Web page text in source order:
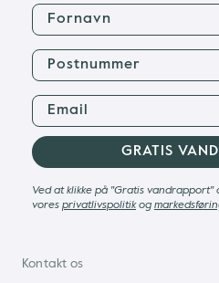
Postnummer
GRATIS
Ved at klikke på "Gratis vandrapport"
vores privatlivspolitikog
Kontakt os